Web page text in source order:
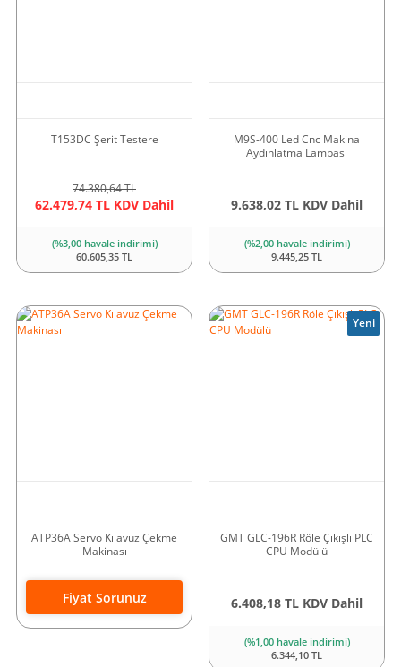
T153DC Şerit Testere
74.380,64 TL
62.479,74 TL KDV Dahil
(%3,00 havale indirimi)
60.605,35 TL
M9S-400 Led Cnc Makina
Aydınlatma Lambası
9.638,02 TL KDV Dahil
(%2,00 havale indirimi)
9.445,25 TL
ATP36A Servo Kılavuz Çekme
Makinası
Fiyat Sorunuz
Yeni
GMT GLC-196R Röle Çıkışlı PLC
CPU Modülü
6.408,18 TL KDV Dahil
(%1,00 havale indirimi)
6.344,10 TL